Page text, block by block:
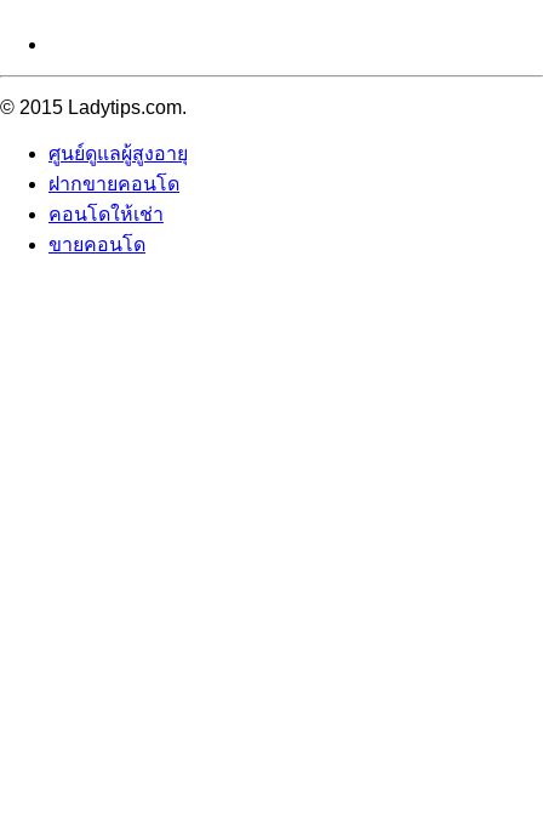
© 2015 Ladytips.com.
ศูนย์ดูแลผู้สูงอายุ
ฝากขายคอนโด
คอนโดให้เช่า
ขายคอนโด